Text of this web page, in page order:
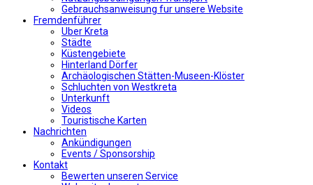
Gebrauchsanweisung fur unsere Website
Fremdenführer
Uber Kreta
Städte
Küstengebiete
Hinterland Dörfer
Archäologischen Stätten-Museen-Klöster
Schluchten von Westkreta
Unterkunft
Videos
Touristische Karten
Nachrichten
Ankündigungen
Events / Sponsorship
Kontakt
Bewerten unseren Service